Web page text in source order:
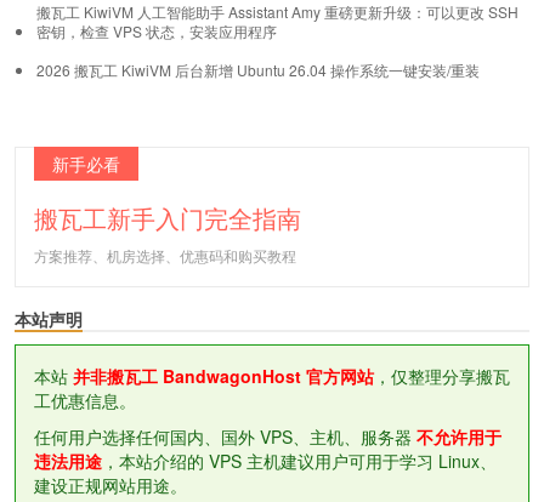
搬瓦工 KiwiVM 人工智能助手 Assistant Amy 重磅更新升级：可以更改 SSH
密钥，检查 VPS 状态，安装应用程序
2026 搬瓦工 KiwiVM 后台新增 Ubuntu 26.04 操作系统一键安装/重装
新手必看
搬瓦工新手入门完全指南
方案推荐、机房选择、优惠码和购买教程
本站声明
本站 并非搬瓦工 BandwagonHost 官方网站，仅整理分享搬瓦
工优惠信息。
任何用户选择任何国内、国外 VPS、主机、服务器 不允许用于
违法用途 ，本站介绍的 VPS 主机建议用户可用于学习 Linux、
建设正规网站用途。